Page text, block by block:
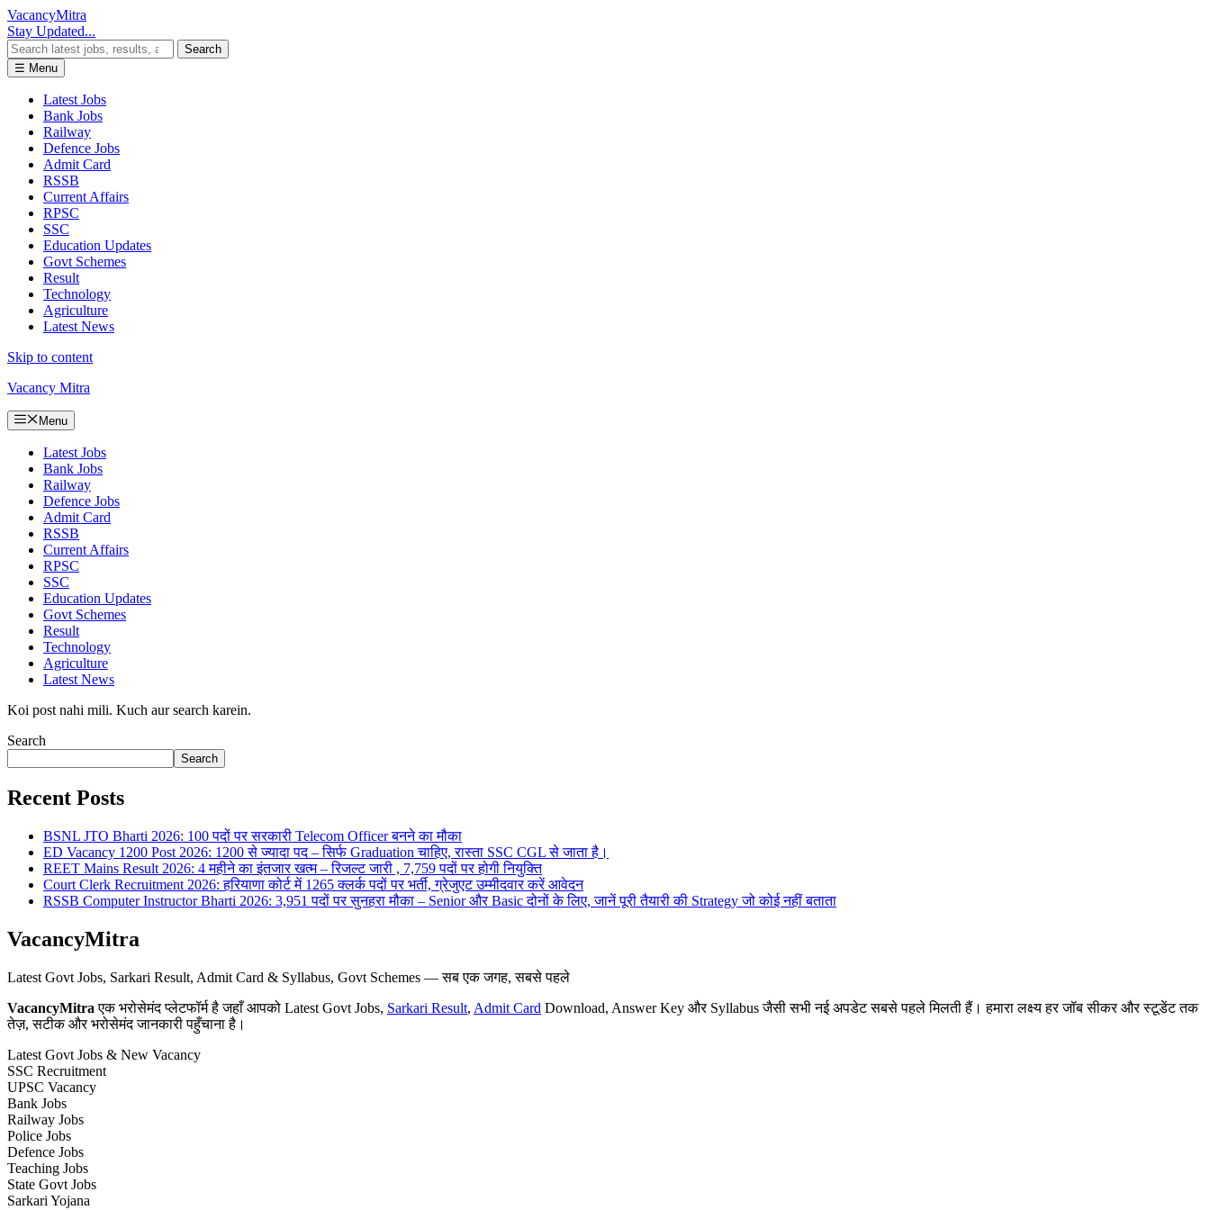
VacancyMitra
Stay Updated...
Search
☰ Menu
Latest Jobs
Bank Jobs
Railway
Defence Jobs
Admit Card
RSSB
Current Affairs
RPSC
SSC
Education Updates
Govt Schemes
Result
Technology
Agriculture
Latest News
Skip to content
Vacancy Mitra
Menu
Latest Jobs
Bank Jobs
Railway
Defence Jobs
Admit Card
RSSB
Current Affairs
RPSC
SSC
Education Updates
Govt Schemes
Result
Technology
Agriculture
Latest News
Koi post nahi mili. Kuch aur search karein.
Search
Search
Recent Posts
BSNL JTO Bharti 2026: 100 पदों पर सरकारी Telecom Officer बनने का मौका
ED Vacancy 1200 Post 2026: 1200 से ज्यादा पद – सिर्फ Graduation चाहिए, रास्ता SSC CGL से जाता है।
REET Mains Result 2026: 4 महीने का इंतजार खत्म – रिजल्ट जारी , 7,759 पदों पर होगी नियुक्ति
Court Clerk Recruitment 2026: हरियाणा कोर्ट में 1265 क्लर्क पदों पर भर्ती, ग्रेजुएट उम्मीदवार करें आवेदन
RSSB Computer Instructor Bharti 2026: 3,951 पदों पर सुनहरा मौका – Senior और Basic दोनों के लिए, जानें पूरी तैयारी की Strategy जो कोई नहीं बताता
VacancyMitra
Latest Govt Jobs, Sarkari Result, Admit Card & Syllabus, Govt Schemes — सब एक जगह, सबसे पहले
VacancyMitra एक भरोसेमंद प्लेटफॉर्म है जहाँ आपको Latest Govt Jobs, Sarkari Result, Admit Card Download, Answer Key और Syllabus जैसी सभी नई अपडेट सबसे पहले मिलती हैं। हमारा लक्ष्य हर जॉब सीकर और स्टूडेंट तक
तेज़, सटीक और भरोसेमंद जानकारी पहुँचाना है।
Latest Govt Jobs & New Vacancy
SSC Recruitment
UPSC Vacancy
Bank Jobs
Railway Jobs
Police Jobs
Defence Jobs
Teaching Jobs
State Govt Jobs
Sarkari Yojana